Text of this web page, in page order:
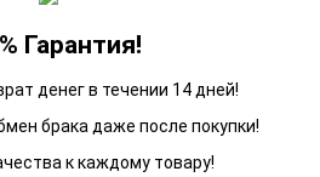
Гарантия!
денег в течении 14 дней!
брака даже после покупки!
к каждому товару!